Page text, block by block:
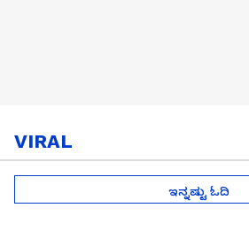
VIRAL
ಇನ್ನಷ್ಟು ಓದಿ